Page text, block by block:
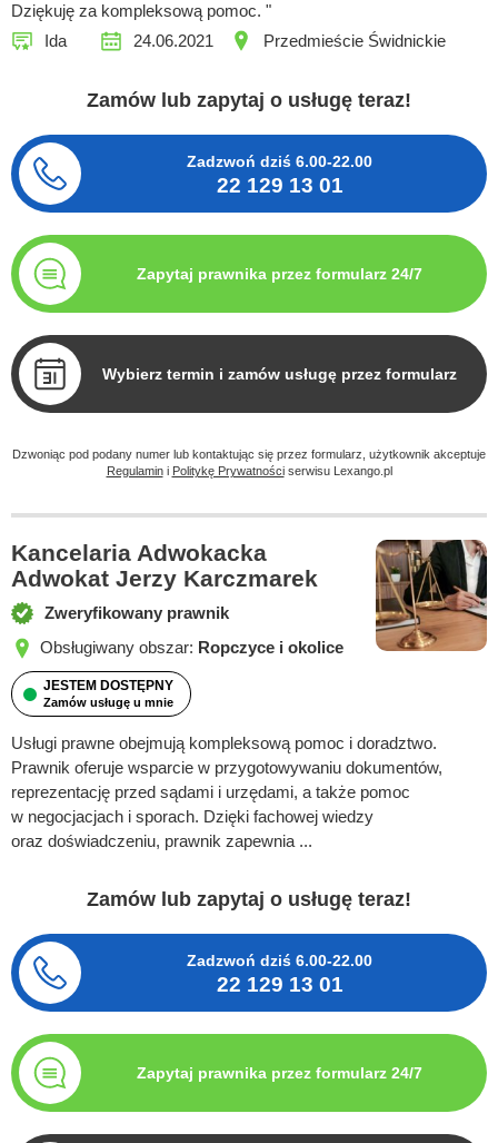
Dziękuję za kompleksową pomoc. "
Ida
24.06.2021 Przedmieście Świdnickie
Zamów lub zapytaj o usługę teraz!
Zadzwoń dziś 6.00-22.00
22 129 13 01
Zapytaj prawnika przez formularz 24/7
Wybierz termin i zamów usługę przez formularz
Dzwoniąc pod podany numer lub kontaktując się przez formularz, użytkownik akceptuje
Regulamini Politykę Prywatnościserwisu Lexango.pl
Kancelaria Adwokacka
Adwokat Jerzy Karczmarek
Zweryfikowany prawnik
Obsługiwany obszar: Ropczyce i okolice
JESTEM DOSTĘPNY
Zamów usługę u mnie
Usługi prawne obejmują kompleksową pomoc i doradztwo.
Prawnik oferuje wsparcie w przygotowywaniu dokumentów,
reprezentację przed sądami i urzędami, a także pomoc
w negocjacjach i sporach. Dzięki fachowej wiedzy
oraz doświadczeniu, prawnik zapewnia ...
Zamów lub zapytaj o usługę teraz!
Zadzwoń dziś 6.00-22.00
22 129 13 01
Zapytaj prawnika przez formularz 24/7